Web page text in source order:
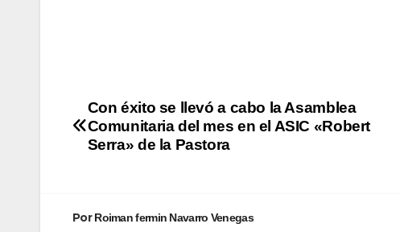
Con éxito se llevó a cabo la Asamblea
Comunitaria del mes en el ASIC «Robert
Serra» de la Pastora
PorRoiman fermin Navarro Venegas